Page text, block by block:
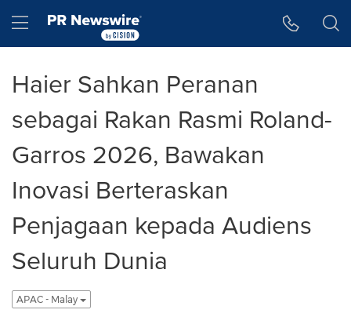
Hamburger menu
Haier Sahkan Peranan
sebagai Rakan Rasmi Roland-
Garros 2026, Bawakan
Inovasi Berteraskan
Penjagaan kepada Audiens
Seluruh Dunia
APAC - Malay